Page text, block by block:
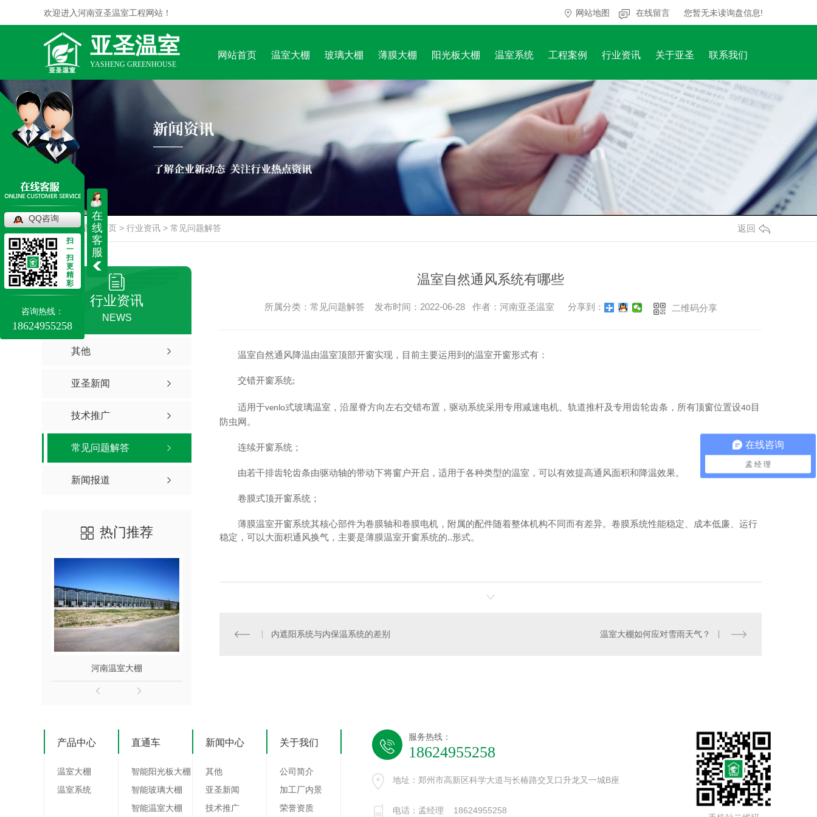
欢迎进入河南亚圣温室工程网站！ 网站地图 在线留言 您暂无未读询盘信息!
亚圣温室
YASHENG GREENHOUSE
网站首页 温室大棚 玻璃大棚 薄膜大棚 阳光板大棚 温室系统 工程案例 行业资讯 关于亚圣 联系我们
当前位置：首页 > 行业资讯 > 常见问题解答 返回
行业资讯
NEWS
其他
亚圣新闻
技术推广
常见问题解答
新闻报道
热门推荐
河南温室大棚
温室自然通风系统有哪些
所属分类：常见问题解答 发布时间：2022-06-28 作者：河南亚圣温室 分享到： 二维码分享
温室自然通风降温由温室顶部开窗实现，目前主要运用到的温室开窗形式有：
交错开窗系统;
适用于venlo式玻璃温室，沿屋脊方向左右交错布置，驱动系统采用专用减速电机、轨道推杆及专用齿轮齿条，所有顶窗位置设40 目
防虫网。
连续开窗系统；
由若干排齿轮齿条由驱动轴的带动下将窗户开启，适用于各种类型的温室，可以有效提高通风面积和降温效果。
卷膜式顶开窗系统；
薄膜温室开窗系统其核心部件为卷膜轴和卷膜电机，附属的配件随着整体机构不同而有差异。卷膜系统性能稳定、成本低廉、运行
稳定，可以大面积通风换气，主要是薄膜温室开窗系统的..形式。
内遮阳系统与内保温系统的差别 温室大棚如何应对雪雨天气？
产品中心
温室大棚
温室系统
直通车
智能阳光板大棚
智能玻璃大棚
智能温室大棚
新闻中心
其他
亚圣新闻
技术推广
关于我们
公司简介
加工厂内景
荣誉资质
服务热线：
18624955258
地址：郑州市高新区科学大道与长椿路交叉口升龙又一城B座
电话：孟经理 18624955258
在
线
客
服
QQ咨询
扫
一
扫
更
精
彩
咨询热线：
18624955258
在线咨询
孟 经 理